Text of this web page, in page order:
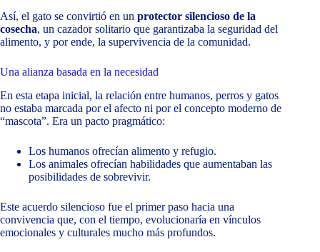
Así, el gato se convirtió en un protector silencioso de la
cosecha, un cazador solitario que garantizaba la seguridad del
alimento, y por ende, la supervivencia de la comunidad.
Una alianza basada en la necesidad
En esta etapa inicial, la relación entre humanos, perros y gatos
no estaba marcada por el afecto ni por el concepto moderno de
“mascota”. Era un pacto pragmático:
Los humanos ofrecían alimento y refugio.
Los animales ofrecían habilidades que aumentaban las
posibilidades de sobrevivir.
Este acuerdo silencioso fue el primer paso hacia una
convivencia que, con el tiempo, evolucionaría en vínculos
emocionales y culturales mucho más profundos.